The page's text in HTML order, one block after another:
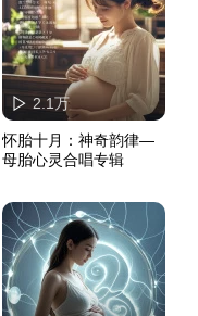
2.1万
怀胎十月：神奇韵律—
母胎心灵合唱专辑